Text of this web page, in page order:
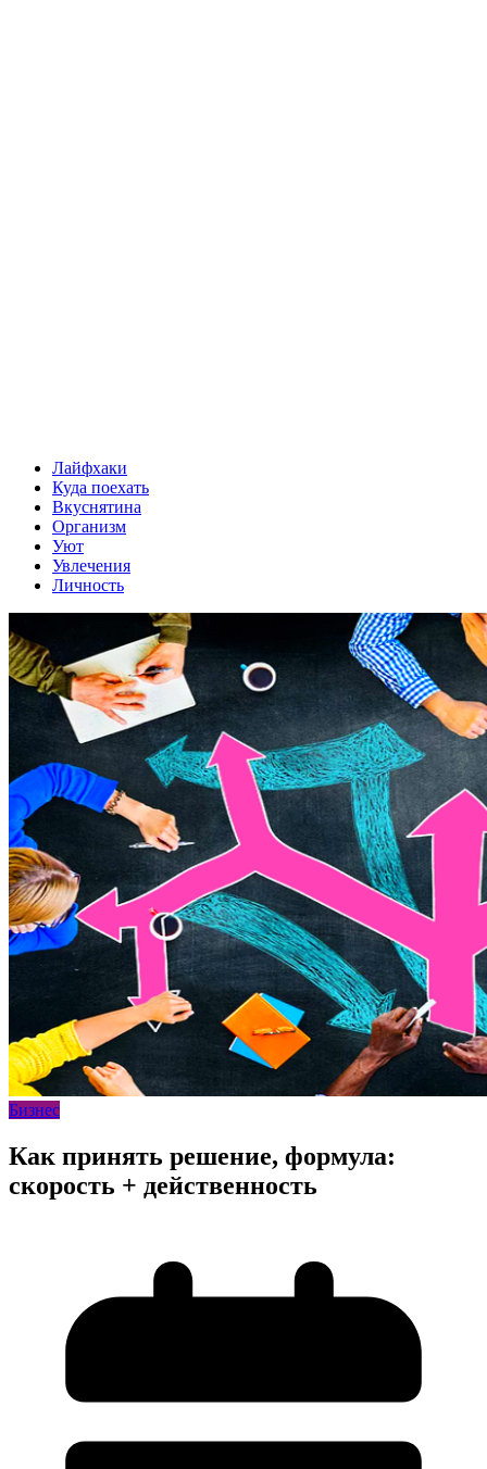
Лайфхаки
Куда поехать
Вкуснятина
Организм
Уют
Увлечения
Личность
Бизнес
Как принять решение, формула:
скорость + действенность